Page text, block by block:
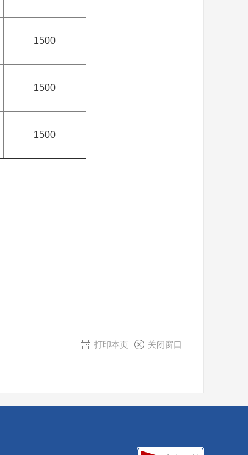
1500
1500
1500
打印本页 关闭窗口